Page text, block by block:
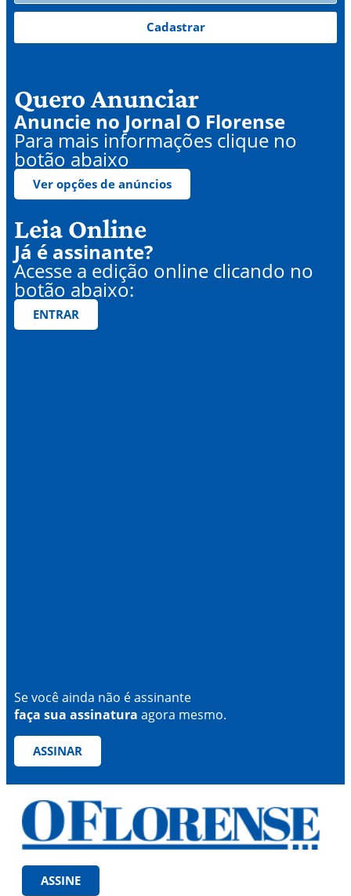
Cadastrar
Quero Anunciar
Anuncie no Jornal O Florense
Para mais informações clique no
botão abaixo
Ver opções de anúncios
Leia Online
Já é assinante?
Acesse a edição online clicando no
botão abaixo:
ENTRAR
Se você ainda não é assinante
faça sua assinatura agora mesmo.
ASSINAR
ASSINE